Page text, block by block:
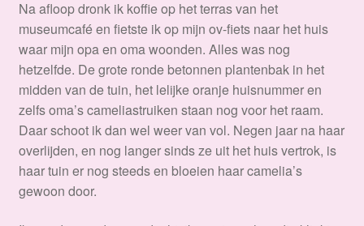
Na afloop dronk ik koffie op het terras van het
museumcafé en fietste ik op mijn ov-fiets naar het huis
waar mijn opa en oma woonden. Alles was nog
hetzelfde. De grote ronde betonnen plantenbak in het
midden van de tuin, het lelijke oranje huisnummer en
zelfs oma’s cameliastruiken staan nog voor het raam.
Daar schoot ik dan wel weer van vol. Negen jaar na haar
overlijden, en nog langer sinds ze uit het huis vertrok, is
haar tuin er nog steeds en bloeien haar camelia’s
gewoon door.